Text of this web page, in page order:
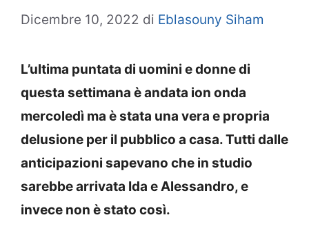
Dicembre 10, 2022 di Eblasouny Siham
L’ultima puntata di uomini e donne di
questa settimana è andata ion onda
mercoledì ma è stata una vera e propria
delusione per il pubblico a casa. Tutti dalle
anticipazioni sapevano che in studio
sarebbe arrivata Ida e Alessandro, e
invece non è stato così.